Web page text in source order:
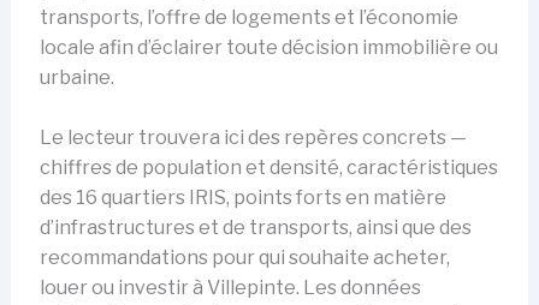
transports, l’offre de logements et l’économie
locale afin d’éclairer toute décision immobilière ou
urbaine.
Le lecteur trouvera ici des repères concrets —
chiffres de population et densité, caractéristiques
des 16 quartiers IRIS, points forts en matière
d’infrastructures et de transports, ainsi que des
recommandations pour qui souhaite acheter,
louer ou investir à Villepinte. Les données